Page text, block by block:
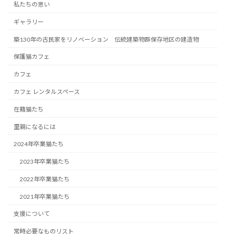
私たちの思い
ギャラリー
築130年の古民家をリノベーション 伝統建築物群保存地区の建造物
保護猫カフェ
カフェ
カフェ レンタルスペース
在籍猫たち
里親になるには
2024年卒業猫たち
2023年卒業猫たち
2022年卒業猫たち
2021年卒業猫たち
支援について
常時必要なものリスト